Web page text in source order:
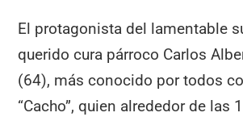
El protagonista del lamentable
querido cura párroco Carlos
(64), más conocido por todos
“Cacho”, quien alrededor de las